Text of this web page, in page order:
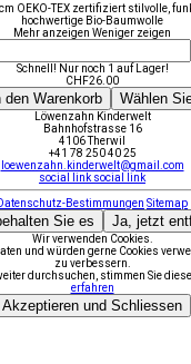
OEKO-TEX zertifiziert stilvolle,
hochwertige Bio-Baumwolle
Mehr anzeigen Weniger zeigen
Schnell! Nur noch 1 auf Lager!
CHF26.00
den Warenkorb Wählen
Löwenzahn Kinderwelt
Bahnhofstrasse 16
4106 Therwil
+41 78 250 40 25
loewenzahn.kinderwelt@gmail.com
social link social link
Datenschutz-Bestimmungen Sitemap
Sie es Ja, jetzt
Wir verwenden Cookies.
und würden gerne Cookies
zu verbessern.
durchsuchen, stimmen Sie
erfahren
Akzeptieren und Schliessen